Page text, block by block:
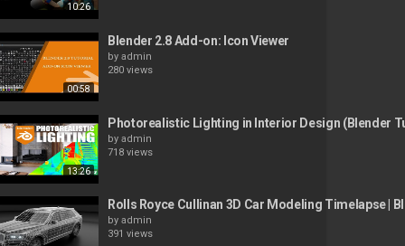
10:26
00:58
Blender 2.8 Add-on: Icon Viewer
by admin
280 views
13:26
Photorealistic Lighting in Interior Design (Blender
by admin
718 views
Rolls Royce Cullinan 3D Car Modeling Timelapse |
by admin
391 views